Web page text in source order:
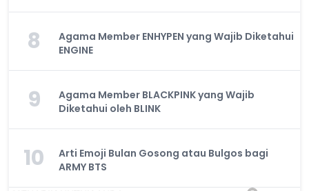
8
Agama Member ENHYPEN yang Wajib Diketahui
ENGINE
9
Agama Member BLACKPINK yang Wajib
Diketahui oleh BLINK
10
Arti Emoji Bulan Gosong atau Bulgos bagi
ARMY BTS